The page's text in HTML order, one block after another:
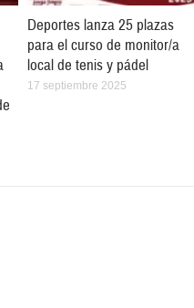
Deportes lanza 25 plazas
para el curso de monitor/a
local de tenis y pádel
17 septiembre 2025